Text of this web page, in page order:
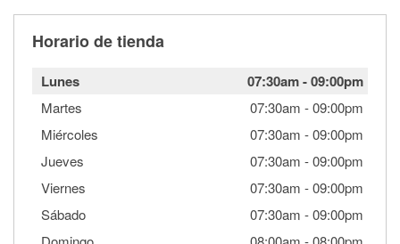
Horario de tienda
Lunes 07:30am-09:00pm
Martes 07:30am -09:00pm
Miércoles
07:30am -09:00pm
Jueves
07:30am -09:00pm
Viernes
07:30am -09:00pm
Sábado
07:30am -09:00pm